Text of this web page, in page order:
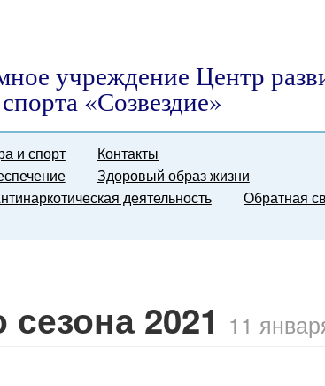
учреждение Центр
«Созвездие»
и спорт
Контакты
Здоровый образ жизни
деятельность
Обратная
2021 11